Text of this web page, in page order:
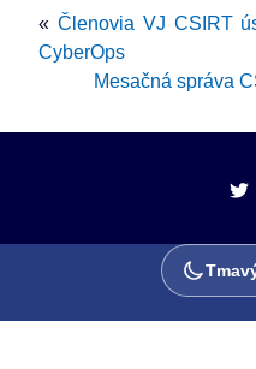
« Členovia VJ CSIRT
CyberOps
Mesačná správa